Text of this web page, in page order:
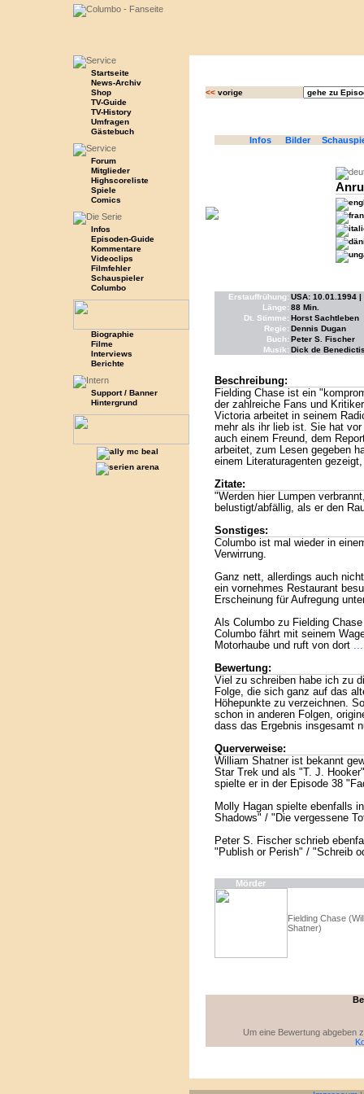
Startseite
News-Archiv
Shop
TV-Guide
TV-History
Umfragen
Gästebuch
Forum
Mitglieder
Highscoreliste
Spiele
Comics
Infos
Episoden-Guide
Kommentare
Videoclips
Filmfehler
Schauspieler
Columbo
Biographie
Filme
Interviews
Berichte
Support / Banner
Hintergrund
<<vorige
Infos Bilder
Erstauffrühung: USA: 10.01.1994 |
Länge: 88 Min.
Dt. Stimme: Horst Sachtleben
Regie: Dennis Dugan
Buch: Peter S. Fischer
Musik: Dick de
Beschreibung:
Fielding Chase ist ein
der zahlreiche Fans und
Victoria arbeitet in seinem
mehr als ihr lieb ist. Sie hat
auch einem Freund, dem
arbeitet, zum Lesen gegeben
einem Literaturagenten
Zitate:
"Werden hier Lumpen
belustigt/abfällig, als er den
Sonstiges:
Columbo ist mal wieder in
Verwirrung.
Ganz nett, allerdings auch
ein vornehmes Restaurant
Erscheinung für Aufregung
Als Columbo zu Fielding
Columbo fährt mit seinem
Motorhaube und ruft von dort
Bewertung:
Viel zu schreiben habe ich zu
Folge, die sich ganz auf das
Höhepunkte zu verzeichnen.
schon in anderen Folgen,
dass das Ergebnis insgesamt
Querverweise:
William Shatner ist bekannt
Star Trek und als "T. J.
spielte er in der Episode 38
Molly Hagan spielte ebenfalls
Shadows" / "Die vergessene
Peter S. Fischer schrieb
"Publish or Perish" / "Schreib
Mörder
Fielding Chase
Shatner)
Um eine Bewertung abgeben